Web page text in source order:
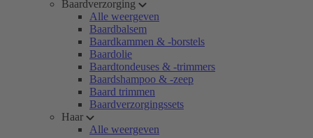
Baardverzorging
Alle weergeven
Baardbalsem
Baardkammen & -borstels
Baardolie
Baardtondeuses & -trimmers
Baardshampoo & -zeep
Baard trimmen
Baardverzorgingssets
Haar
Alle weergeven